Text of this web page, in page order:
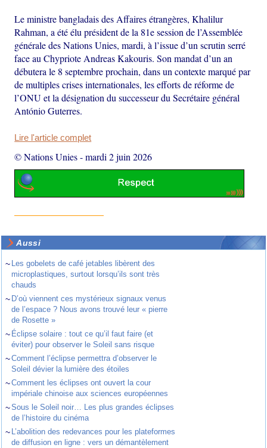
Le ministre bangladais des Affaires étrangères, Khalilur
Rahman, a été élu président de la 81e session de l’Assemblée
générale des Nations Unies, mardi, à l’issue d’un scrutin serré
face au Chypriote Andreas Kakouris. Son mandat d’un an
débutera le 8 septembre prochain, dans un contexte marqué par
de multiples crises internationales, les efforts de réforme de
l’ONU et la désignation du successeur du Secrétaire général
António Guterres.
Lire l'article complet
© Nations Unies-mardi 2 juin 2026
Aussi
~ Les gobelets de café jetables libèrent des
microplastiques, surtout lorsqu’ils sont très
chauds
~ D’où viennent ces mystérieux signaux venus
de l’espace ? Nous avons trouvé leur « pierre
de Rosette »
~ Éclipse solaire : tout ce qu’il faut faire (et
éviter) pour observer le Soleil sans risque
~Comment l’éclipse permettra d’observer le
Soleil dévier la lumière des étoiles
~Comment les éclipses ont ouvert la cour
impériale chinoise aux sciences européennes
~Sous le Soleil noir… Les plus grandes éclipses
de l’histoire du cinéma
~ L’abolition des redevances pour les plateformes
de diffusion en ligne : vers un démantèlement